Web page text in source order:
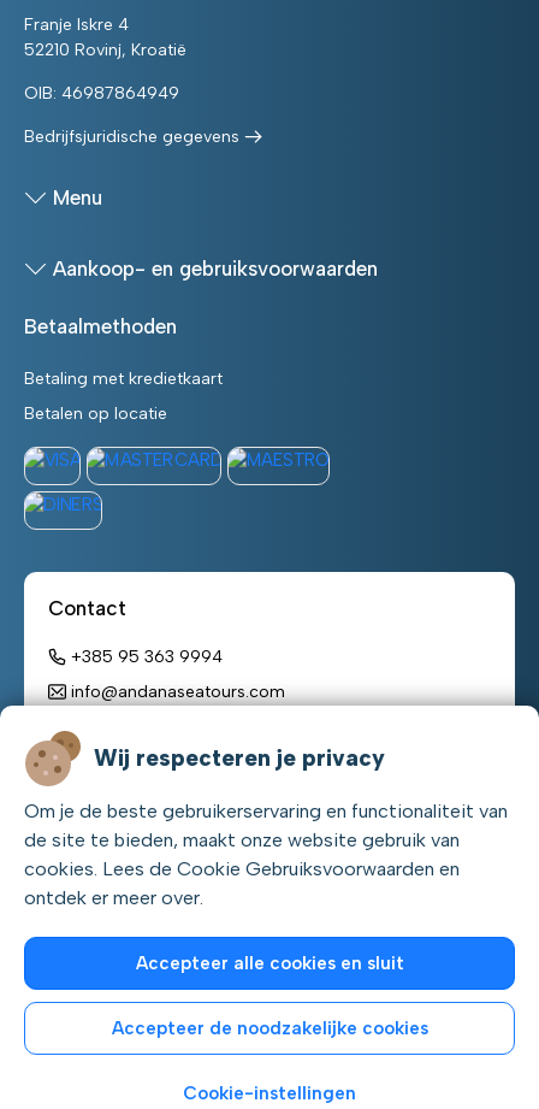
Wij respecteren je privacy
Om je de beste gebruikerservaring en functionaliteit van
de site te bieden, maakt onze website gebruik van
cookies. Lees de Cookie Gebruiksvoorwaarden en
ontdek er meer over.
Cookie-instellingen
Accepteer de noodzakelijke cookies
Accepteer alle cookies en sluit
Franje Iskre 4
52210 Rovinj, Kroatië
OIB: 46987864949
Bedrijfsjuridische gegevens
Menu
Aankoop- en gebruiksvoorwaarden
Betaalmethoden
Betaling met kredietkaart
Betalen op locatie
Contact
+385 95 363 9994
info@andanaseatours.com
Werktijden:
maandag - zondag
08:00 h – 22:00 h
Cookies beheren
© Pelago excursions d.o.o. 2022. - 2026.